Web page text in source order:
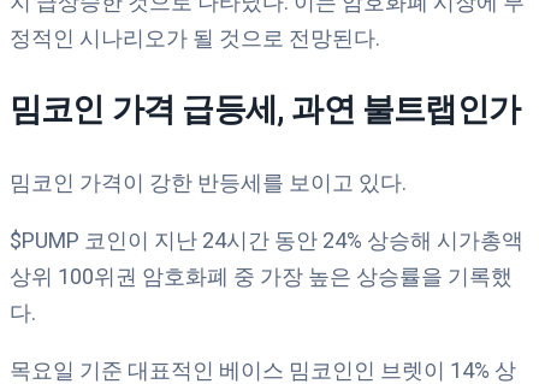
정적인 시나리오가 될 것으로 전망된다.
밈코인 가격 급등세 , 과연 불트랩인가
밈코인 가격이 강한 반등세를 보이고 있다.
$PUMP 코인이 지난 24시간 동안 24% 상승해 시가총액
상위 100위권 암호화폐 중 가장 높은 상승률을 기록했
다.
목요일 기준 대표적인 베이스 밈코인인 브렛이 14% 상